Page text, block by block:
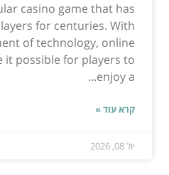
casino game that has
for centuries. With
of technology, online
it possible for players to
enjoy a...
קרא עוד »
יול 08, 2026